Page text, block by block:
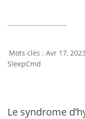
Avr 17, 2023
SleepCmd
Le syndrome